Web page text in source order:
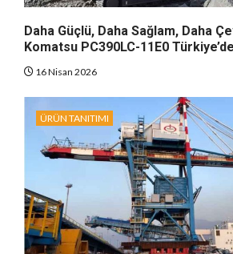
Daha Güçlü, Daha Sağlam, Daha
Komatsu PC390LC-11E0
16 Nisan 2026
ÜRÜN TANITIMI